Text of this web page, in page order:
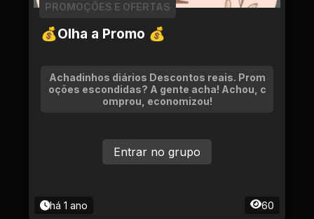
💰Olha a Promo 💰
PROMOÇÕES E OFERTAS
Achadinhos diários Descontos reais. Prom
oções escondidas? A gente acha! Achou, c
omprou, economizou!
há 1 ano 60
Entrar no grupo